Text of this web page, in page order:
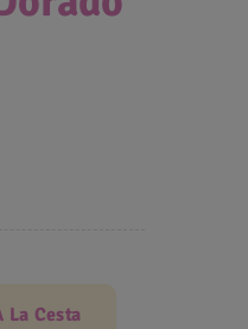
La Cesta